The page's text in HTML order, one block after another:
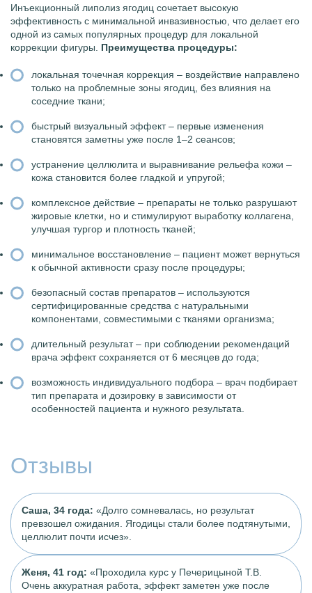
Инъекционный липолиз ягодиц сочетает высокую
эффективность с минимальной инвазивностью, что делает его
одной из самых популярных процедур для локальной
коррекции фигуры. Преимущества процедуры:
локальная точечная коррекция – воздействие направлено
только на проблемные зоны ягодиц, без влияния на
соседние ткани;
быстрый визуальный эффект – первые изменения
становятся заметны уже после 1–2 сеансов;
устранение целлюлита и выравнивание рельефа кожи –
кожа становится более гладкой и упругой;
комплексное действие – препараты не только разрушают
жировые клетки, но и стимулируют выработку коллагена,
улучшая тургор и плотность тканей;
минимальное восстановление – пациент может вернуться
к обычной активности сразу после процедуры;
безопасный состав препаратов – используются
сертифицированные средства с натуральными
компонентами, совместимыми с тканями организма;
длительный результат – при соблюдении рекомендаций
врача эффект сохраняется от 6 месяцев до года;
возможность индивидуального подбора – врач подбирает
тип препарата и дозировку в зависимости от
особенностей пациента и нужного результата.
Отзывы
Саша, 34 года: «Долго сомневалась, но результат
превзошел ожидания. Ягодицы стали более подтянутыми,
целлюлит почти исчез».
Женя, 41 год: «Проходила курс у Печерицыной Т.В.
Очень аккуратная работа, эффект заметен уже после